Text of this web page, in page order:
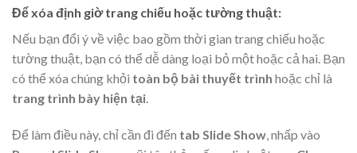
Để xóa định giờ trang chiếu hoặc tường thuật:
Nếu bạn đổi ý về việc bao gồm thời gian trang chiếu hoặc
tường thuật, bạn có thể dễ dàng loại bỏ một hoặc cả hai. Bạn
có thể xóa chúng khỏi toàn bộ bài thuyết trình hoặc chỉ là
trang trình bày hiện tại.
Để làm điều này, chỉ cần đi đến tab Slide Show, nhấp vào